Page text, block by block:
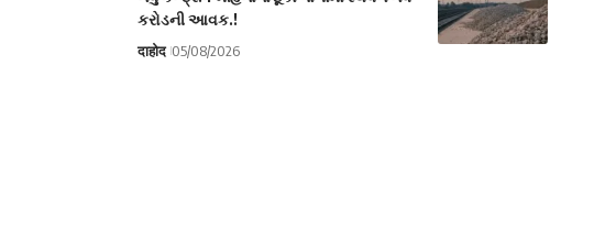
કરોડની આવક.!
दाहोद 05/08/2026